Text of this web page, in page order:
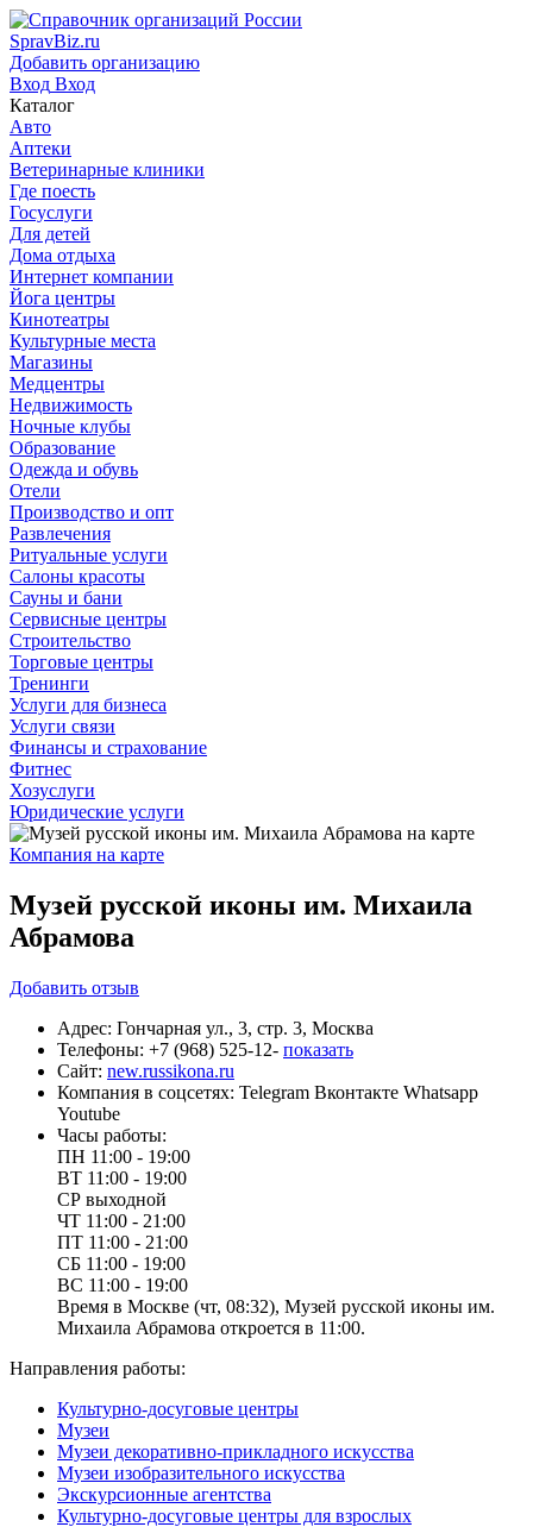
SpravBiz.ru
Добавить организацию
Вход Вход
Каталог
Авто
Аптеки
Ветеринарные клиники
Где поесть
Госуслуги
Для детей
Дома отдыха
Интернет компании
Йога центры
Кинотеатры
Культурные места
Магазины
Медцентры
Недвижимость
Ночные клубы
Образование
Одежда и обувь
Отели
Производство и опт
Развлечения
Ритуальные услуги
Салоны красоты
Сауны и бани
Сервисные центры
Строительство
Торговые центры
Тренинги
Услуги для бизнеса
Услуги связи
Финансы и страхование
Фитнес
Хозуслуги
Юридические услуги
Компания на карте
Музей русской иконы им. Михаила
Абрамова
Добавить отзыв
Адрес: Гончарная ул., 3, стр. 3, Москва
Телефоны: +7 (968) 525-12- показать
Сайт: new.russikona.ru
Компания в соцсетях: Telegram Вконтакте Whatsapp
Youtube
Часы работы:
ПН 11:00 - 19:00
ВТ 11:00 - 19:00
СР выходной
ЧТ 11:00 - 21:00
ПТ 11:00 - 21:00
СБ 11:00 - 19:00
ВС 11:00 - 19:00
Время в Москве (чт, 08:32), Музей русской иконы им.
Михаила Абрамова откроется в 11:00.
Направления работы:
Культурно-досуговые центры
Музеи
Музеи декоративно-прикладного искусства
Музеи изобразительного искусства
Экскурсионные агентства
Культурно-досуговые центры для взрослых